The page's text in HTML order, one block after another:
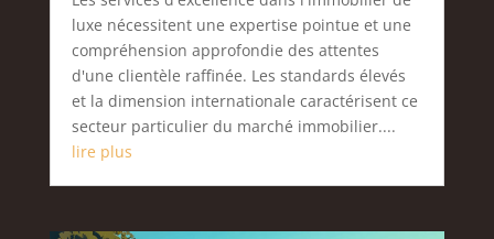
luxe nécessitent une expertise pointue et une
compréhension approfondie des attentes
d'une clientèle raffinée. Les standards élevés
et la dimension internationale caractérisent ce
secteur particulier du marché immobilier....
lire plus